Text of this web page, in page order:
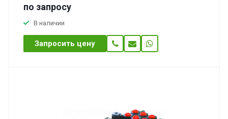
по запросу
В наличии
Запросить цену